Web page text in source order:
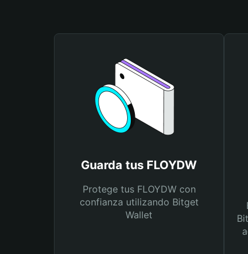
Guarda tus FLOYDW
Protege tus FLOYDW con
confianza utilizando Bitget
Wallet